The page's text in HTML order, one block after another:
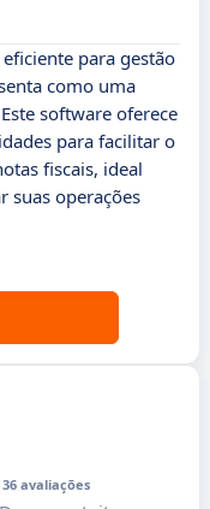
para gestão
como uma
software oferece
para facilitar o
fiscais, ideal
suas operações
36 avaliações